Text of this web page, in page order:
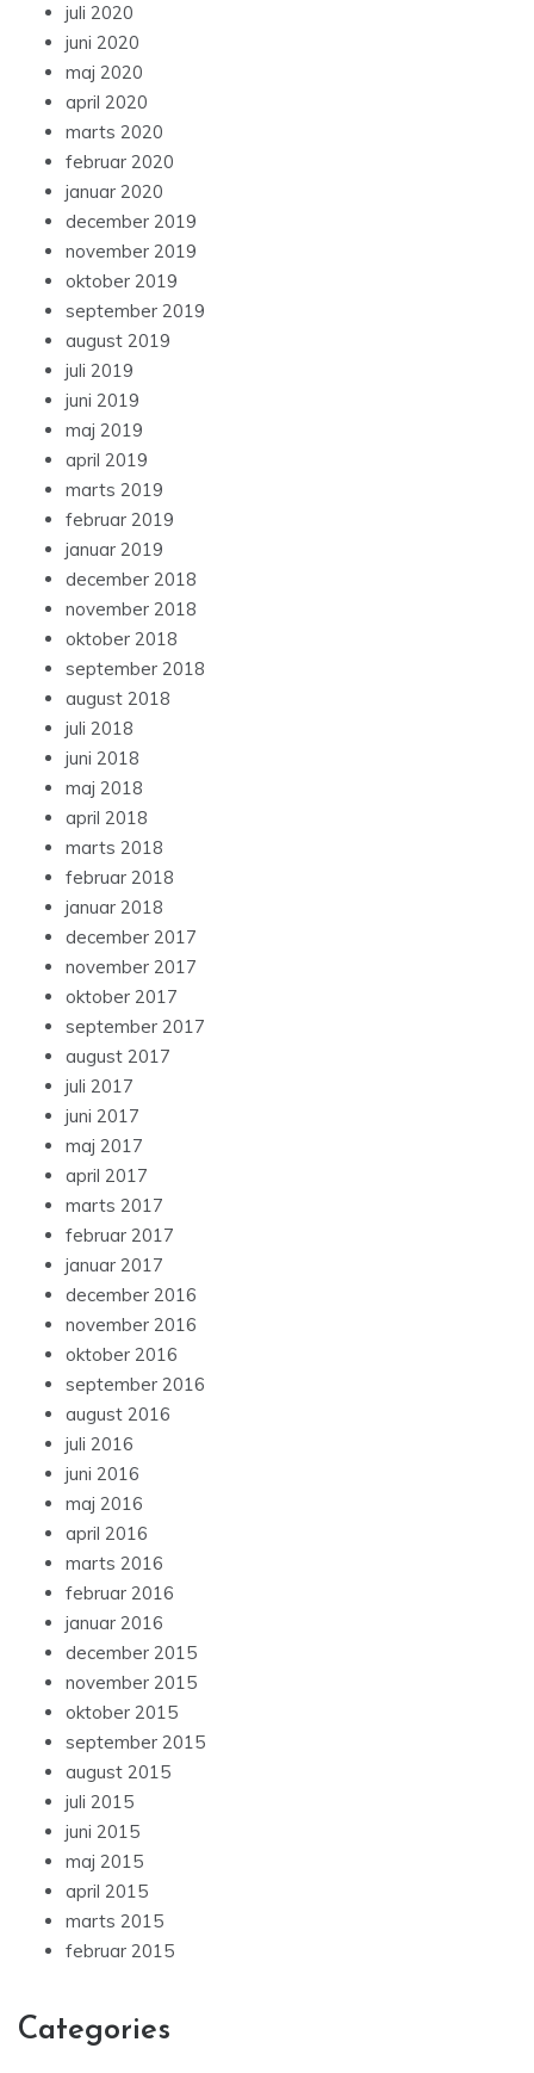
juli 2020
juni 2020
maj 2020
april 2020
marts 2020
februar 2020
januar 2020
december 2019
november 2019
oktober 2019
september 2019
august 2019
juli 2019
juni 2019
maj 2019
april 2019
marts 2019
februar 2019
januar 2019
december 2018
november 2018
oktober 2018
september 2018
august 2018
juli 2018
juni 2018
maj 2018
april 2018
marts 2018
februar 2018
januar 2018
december 2017
november 2017
oktober 2017
september 2017
august 2017
juli 2017
juni 2017
maj 2017
april 2017
marts 2017
februar 2017
januar 2017
december 2016
november 2016
oktober 2016
september 2016
august 2016
juli 2016
juni 2016
maj 2016
april 2016
marts 2016
februar 2016
januar 2016
december 2015
november 2015
oktober 2015
september 2015
august 2015
juli 2015
juni 2015
maj 2015
april 2015
marts 2015
februar 2015
Categories